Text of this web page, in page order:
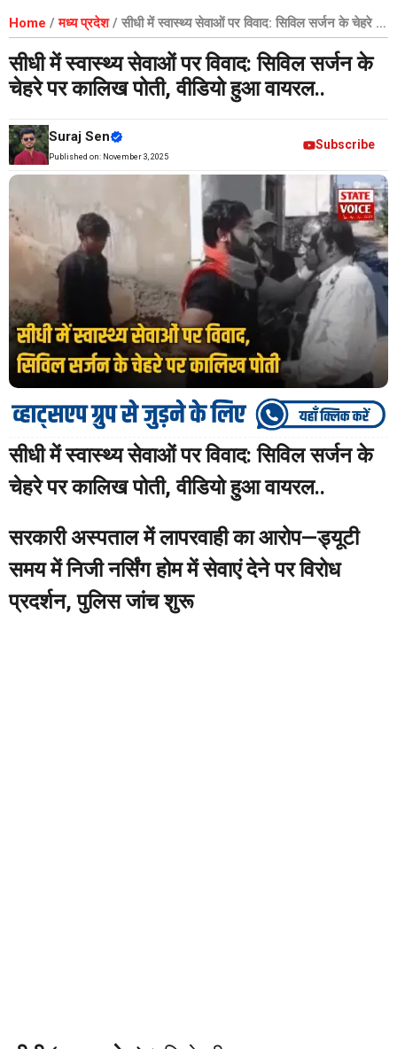
Home /मध्य प्रदेश/ सीधी में स्वास्थ्य सेवाओं पर विवाद: सिविल सर्जन के चेहरे पर
कालिख पोती, वीडियो हुआ वायरल..
सीधी में स्वास्थ्य सेवाओं पर विवाद: सिविल सर्जन के
चेहरे पर कालिख पोती, वीडियो हुआ वायरल..
Suraj Sen
Published on: November 3, 2025
Subscribe
सीधी में स्वास्थ्य सेवाओं पर विवाद: सिविल सर्जन के
चेहरे पर कालिख पोती, वीडियो हुआ वायरल..
सरकारी अस्पताल में लापरवाही का आरोप—ड्यूटी
समय में निजी नर्सिंग होम में सेवाएं देने पर विरोध
प्रदर्शन, पुलिस जांच शुरू